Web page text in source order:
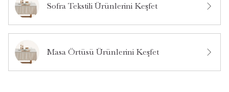
Bu ürün hakkında daha önce hiç soru sorulmamış.
Ürün Hakkında Soru Sor
Sofra Tekstili Ürünlerini Keşfet
Masa Örtüsü Ürünlerini Keşfet